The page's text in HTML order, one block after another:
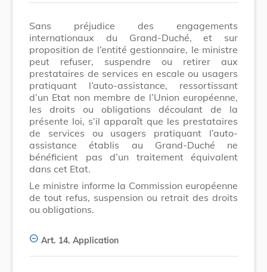
Sans préjudice des engagements
internationaux du Grand-Duché, et sur
proposition de l’entité gestionnaire, le ministre
peut refuser, suspendre ou retirer aux
prestataires de services en escale ou usagers
pratiquant l’auto-assistance, ressortissant
d’un Etat non membre de l’Union européenne,
les droits ou obligations découlant de la
présente loi, s’il apparaît que les prestataires
de services ou usagers pratiquant l’auto-
assistance établis au Grand-Duché ne
bénéficient pas d’un traitement équivalent
dans cet Etat.
Le ministre informe la Commission européenne
de tout refus, suspension ou retrait des droits
ou obligations.
Art. 14. Application